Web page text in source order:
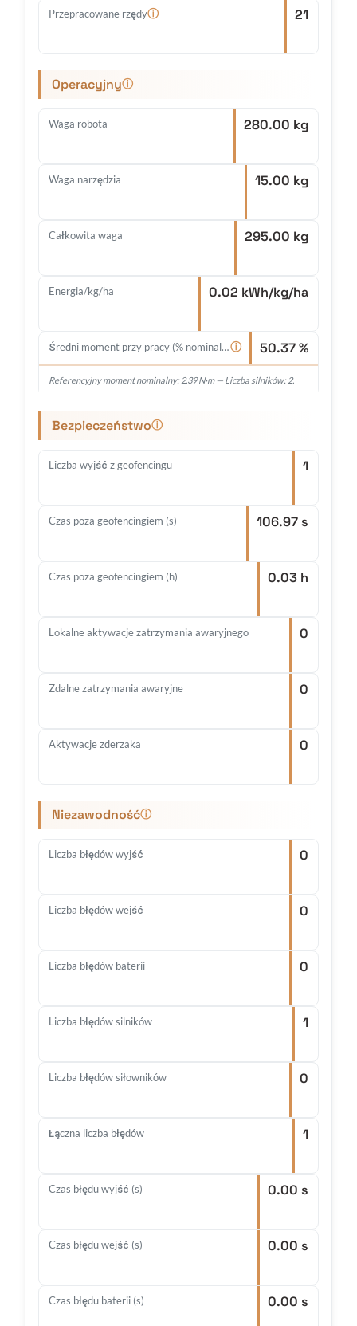
Przepracowane rzędyⓘ 21
Operacyjnyⓘ
Waga robota 280.00 kg
Waga narzędzia 15.00 kg
Całkowita waga 295.00 kg
Energia/kg/ha 0.02 kWh/kg/ha
Średni moment przy pracy (% nominalnego)ⓘ 50.37 %
Referencyjny moment nominalny: 2.39 N·m — Liczba silników: 2.
Bezpieczeństwoⓘ
Liczba wyjść z geofencingu 1
Czas poza geofencingiem (s) 106.97 s
Czas poza geofencingiem (h) 0.03 h
Lokalne aktywacje zatrzymania awaryjnego 0
Zdalne zatrzymania awaryjne 0
Aktywacje zderzaka 0
Niezawodnośćⓘ
Liczba błędów wyjść 0
Liczba błędów wejść 0
Liczba błędów baterii 0
Liczba błędów silników 1
Liczba błędów siłowników 0
Łączna liczba błędów 1
Czas błędu wyjść (s) 0.00 s
Czas błędu wejść (s) 0.00 s
Czas błędu baterii (s) 0.00 s